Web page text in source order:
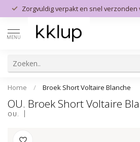
Zorgvuldig verpakt en snel verzonden
MENU
Home / Broek Short Voltaire Blanche
OU. Broek Short Voltaire
OU.